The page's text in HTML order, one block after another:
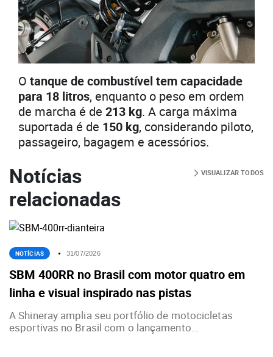
O tanque de combustível tem capacidade
para 18 litros, enquanto o peso em ordem
de marcha é de 213 kg. A carga máxima
suportada é de 150 kg, considerando piloto,
passageiro, bagagem e acessórios.
Notícias
relacionadas
VISUALIZAR TODOS
NOTÍCIAS 31/07/2026
SBM 400RR no Brasil com motor quatro em
linha e visual inspirado nas pistas
A Shineray amplia seu portfólio de motocicletas
esportivas no Brasil com o lançamento...